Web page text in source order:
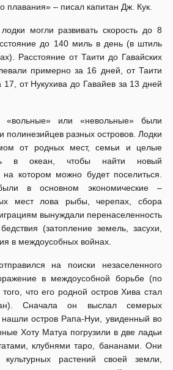
пла­вания» – писал капитан Дж. Кук.
могли развивать скорость до 8
до 140 миль в день (в штиль
Расстояние от Таи­ти до Гавайских
примерно за 16 дней, от Таити
от Нукухива до Гавайев за 13 дней
«воль­ные» или «невольные» были
полинезийцев разных островов. Лодки
от родных мест, семьи и целые
в океан, чтобы найти новый
котором можно будет поселиться.
в основ­ном экономические –
мест лова рыбы, черепах, сбора
вынуждали перенаселенность
(затопление земель, засухи,
в междоусобных войнах.
на поиски незаселенного
в междоусоб­ной борьбе (по
что его родной остров Хи­ва стал
Сначала он выслал семерых
нашли остров Рапа-Нуи, увиденный во
Хоту Матуа погрузили в две ладьи
клубнями таро, бананами. Они
растений своей земли,